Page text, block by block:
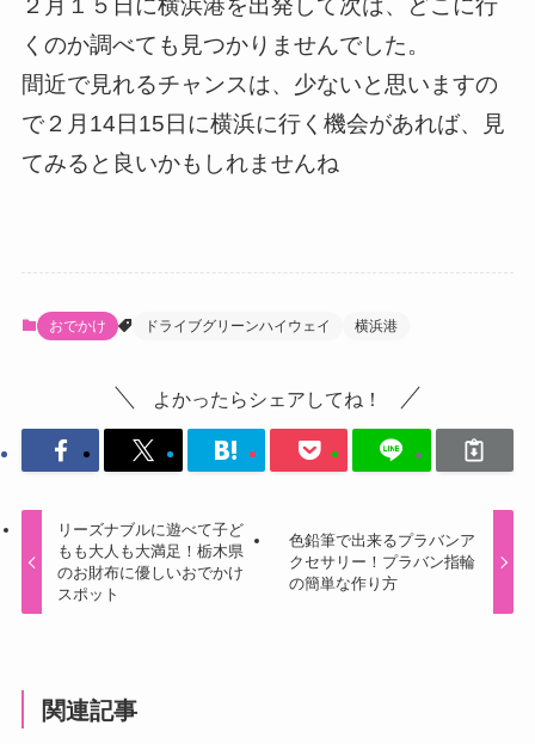
２月１５日に横浜港を出発して次は、どこに行
くのか調べても見つかりませんでした。
間近で見れるチャンスは、少ないと思いますの
で２月14日15日に横浜に行く機会があれば、見
てみると良いかもしれませんね
おでかけ ドライブグリーンハイウェイ 横浜港
よかったらシェアしてね！
リーズナブルに遊べて子ど
もも大人も大満足！栃木県
のお財布に優しいおでかけ
スポット
色鉛筆で出来るプラバンア
クセサリー！プラバン指輪
の簡単な作り方
関連記事